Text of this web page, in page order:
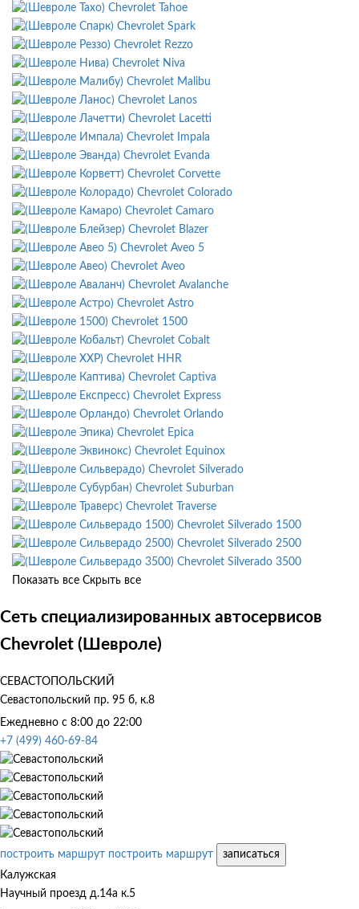
Chevrolet Tahoe
Chevrolet Spark
Chevrolet Rezzo
Chevrolet Niva
Chevrolet Malibu
Chevrolet Lanos
Chevrolet Lacetti
Chevrolet Impala
Chevrolet Evanda
Chevrolet Corvette
Chevrolet Colorado
Chevrolet Camaro
Chevrolet Blazer
Chevrolet Aveo 5
Chevrolet Aveo
Chevrolet Avalanche
Chevrolet Astro
Chevrolet 1500
Chevrolet Cobalt
Chevrolet HHR
Chevrolet Captiva
Chevrolet Express
Chevrolet Orlando
Chevrolet Epica
Chevrolet Equinox
Chevrolet Silverado
Chevrolet Suburban
Chevrolet Traverse
Chevrolet Silverado 1500
Chevrolet Silverado 2500
Chevrolet Silverado 3500
Показать все Скрыть все
Сеть специализированных автосервисов
Chevrolet (Шевроле)
СЕВАСТОПОЛЬСКИЙ
Севастопольский пр. 95 б, к.8
Ежедневно с 8:00 до 22:00
+7 (499) 460-69-84
построить маршрут построить маршрут
записаться
Калужская
Научный проезд д.14а к.5